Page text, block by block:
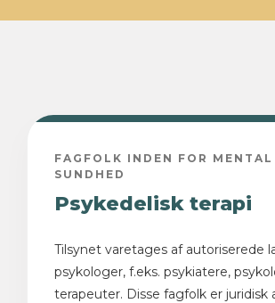
FAGFOLK INDEN FOR MENTAL
SUNDHED
Psykedelisk terapi
Tilsynet varetages af autoriserede
psykologer, f.eks. psykiatere,
terapeuter. Disse fagfolk er juridisk